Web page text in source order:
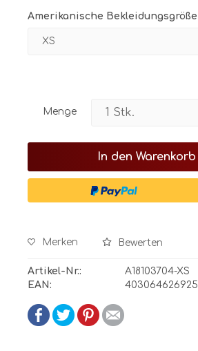
Amerikanische
Menge
In den Warenkorb
Merken Bewerten
Artikel-Nr.:
A18103704-XS
EAN: